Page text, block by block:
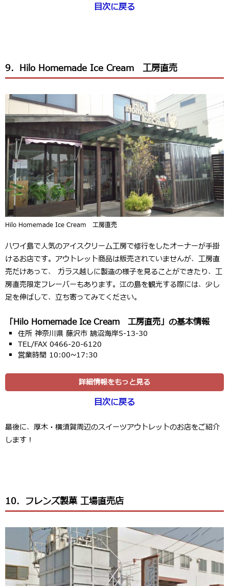
目次に戻る
9．Hilo Homemade Ice Cream 工房直売
Hilo Homemade Ice Cream 工房直売
ハワイ島で人気のアイスクリーム工房で修行をしたオーナーが手掛
けるお店です。アウトレット商品は販売されていませんが、工房直
売だけあって、 ガラス越しに製造の様子を見ることができたり、工
房直売限定フレーバーもあります。江の島を観光する際には、少し
足を伸ばして、立ち寄ってみてください。
「Hilo Homemade Ice Cream 工房直売」の基本情報
住所 神奈川県 藤沢市 鵠沼海岸5-13-30
TEL/FAX 0466-20-6120
営業時間 10:00~17:30
詳細情報をもっと見る
目次に戻る
最後に、厚木・横須賀周辺のスイーツアウトレットのお店をご紹介
します！
10．フレンズ製菓 工場直売店